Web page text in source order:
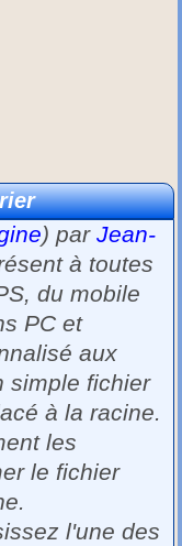
) parJean-
à toutes
du mobile
PC et
aux
simple fichier
à la racine.
les
le fichier
l'une des